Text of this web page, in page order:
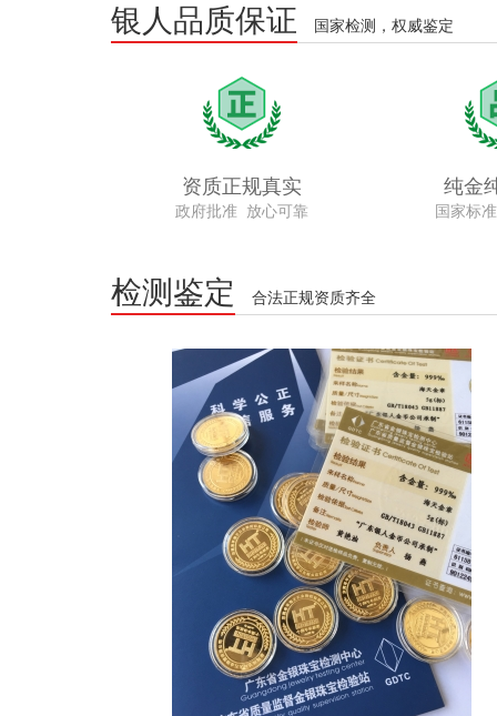
银人品质保证 国家检测，权威鉴定
资质正规真实
政府批准 放心可靠
纯金
国家标
检测鉴定 合法正规资质齐全